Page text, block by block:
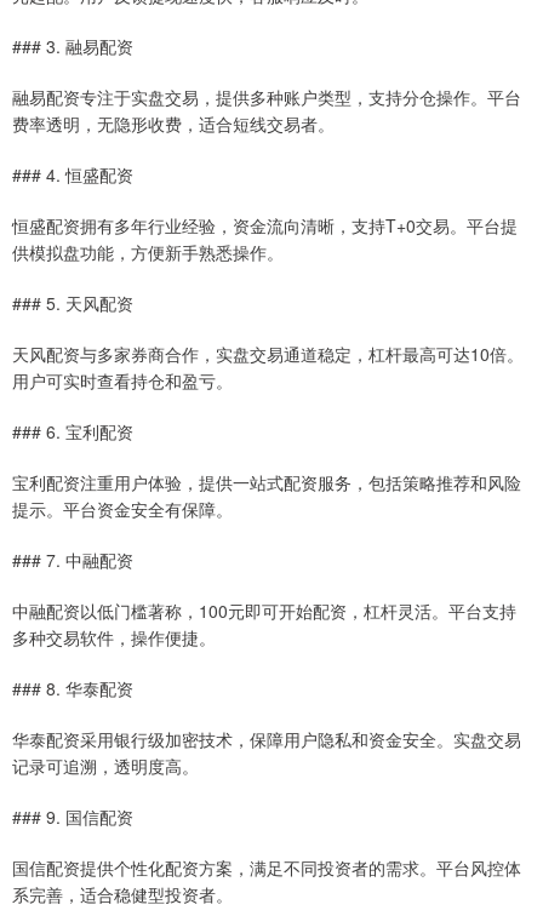
### 3. 融易配资
融易配资专注于实盘交易，提供多种账户类型，支持分仓操作。平台
费率透明，无隐形收费，适合短线交易者。
### 4. 恒盛配资
恒盛配资拥有多年行业经验，资金流向清晰，支持T+0交易。平台提
供模拟盘功能，方便新手熟悉操作。
### 5. 天风配资
天风配资与多家券商合作，实盘交易通道稳定，杠杆最高可达10倍。
用户可实时查看持仓和盈亏。
### 6. 宝利配资
宝利配资注重用户体验，提供一站式配资服务，包括策略推荐和风险
提示。平台资金安全有保障。
### 7. 中融配资
中融配资以低门槛著称，100元即可开始配资，杠杆灵活。平台支持
多种交易软件，操作便捷。
### 8. 华泰配资
华泰配资采用银行级加密技术，保障用户隐私和资金安全。实盘交易
记录可追溯，透明度高。
### 9. 国信配资
国信配资提供个性化配资方案，满足不同投资者的需求。平台风控体
系完善，适合稳健型投资者。